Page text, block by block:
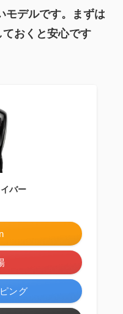
モデルです。まずは
おくと安心です
バー
ング